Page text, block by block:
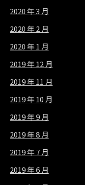
2020 年 3 月
2020 年 2 月
2020 年 1 月
2019 年 12 月
2019 年 11 月
2019 年 10 月
2019 年 9 月
2019 年 8 月
2019 年 7 月
2019 年 6 月